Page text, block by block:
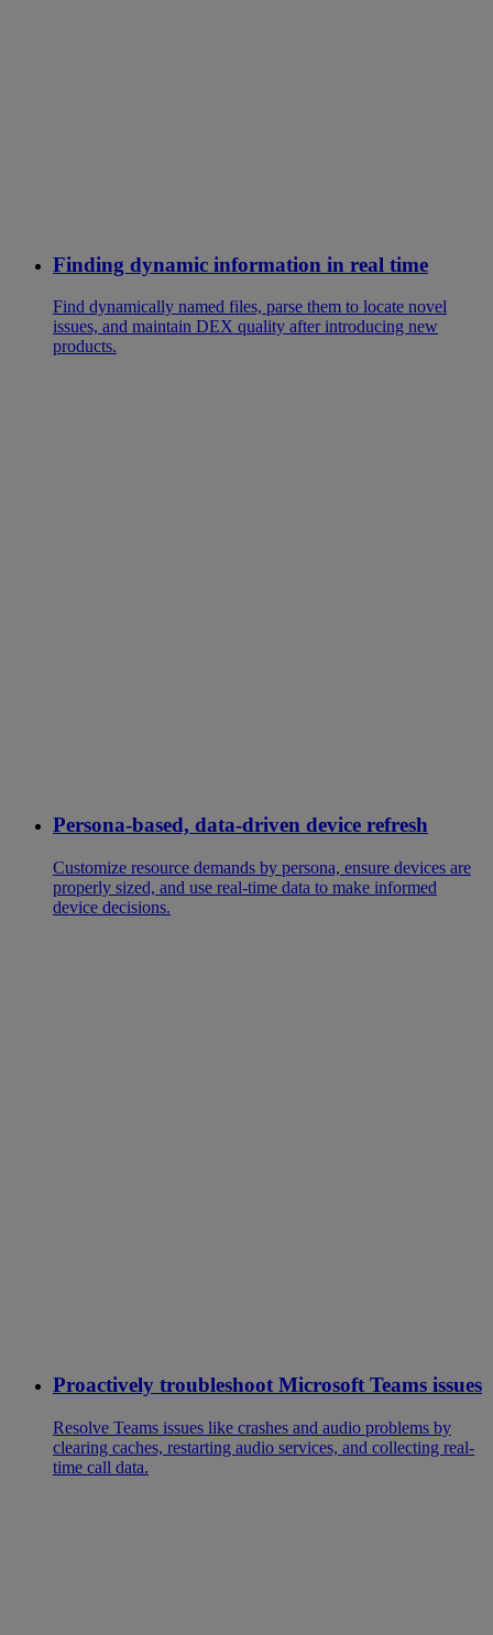
Finding dynamic information in real time
Find dynamically named files, parse them to locate novel
issues, and maintain DEX quality after introducing new
products.
Persona-based, data-driven device refresh
Customize resource demands by persona, ensure devices are
properly sized, and use real-time data to make informed
device decisions.
Proactively troubleshoot Microsoft Teams issues
Resolve Teams issues like crashes and audio problems by
clearing caches, restarting audio services, and collecting real-
time call data.